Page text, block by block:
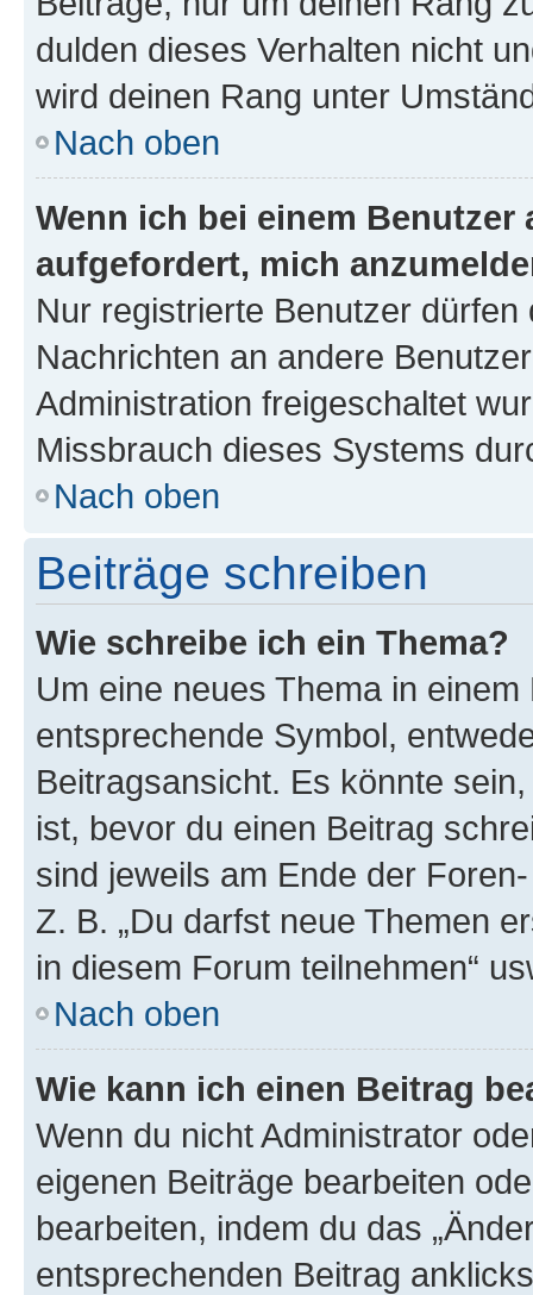
dulden dieses Verhalten nicht
wird deinen Rang unter
Nach oben
Wenn ich bei einem
aufgefordert, mich
Nur registrierte Benutzer
Nachrichten an andere
Administration freigeschaltet
Missbrauch dieses Systems
Nach oben
Beiträge schreiben
Wie schreibe ich ein Thema?
Um eine neues Thema in
entsprechende Symbol,
Beitragsansicht. Es könnte
ist, bevor du einen Beitrag
sind jeweils am Ende der
Z. B. „Du darfst neue Themen
in diesem Forum teilnehmen“
Nach oben
Wie kann ich einen Beitrag
Wenn du nicht Administrator
eigenen Beiträge bearbeiten
bearbeiten, indem du das
entsprechenden Beitrag